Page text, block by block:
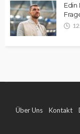
Über Uns Kontakt